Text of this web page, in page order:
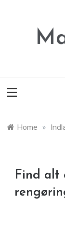
Home »
Find alt